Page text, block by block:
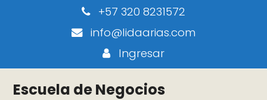
+57 320 8231572
info@lidaarias.com
Ingresar
Escuela de Negocios